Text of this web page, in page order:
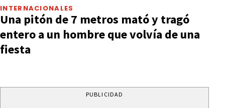
INTERNACIONALES
Una pitón de 7 metros mató y tragó
entero a un hombre que volvía de una
fiesta
PUBLICIDAD